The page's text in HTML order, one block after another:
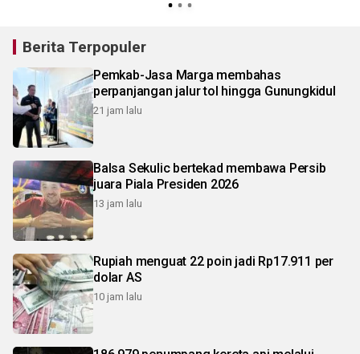
Berita Terpopuler
Pemkab-Jasa Marga membahas
perpanjangan jalur tol hingga Gunungkidul
21 jam lalu
Balsa Sekulic bertekad membawa Persib
juara Piala Presiden 2026
13 jam lalu
Rupiah menguat 22 poin jadi Rp17.911 per
dolar AS
10 jam lalu